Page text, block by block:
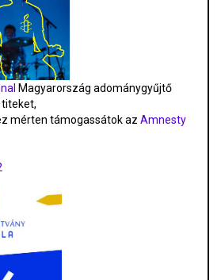
Magyarország adománygyűjtő
titeket,
mérten támogassátok az Amnesty